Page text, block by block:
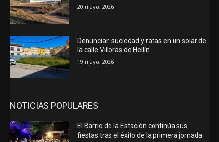
20 mayo, 2026
Denuncian suciedad y ratas en un solar de
la calle Villoras de Hellín
19 mayo, 2026
NOTICIAS POPULARES
El Barrio de la Estación continúa sus
fiestas tras el éxito de la primera jornada